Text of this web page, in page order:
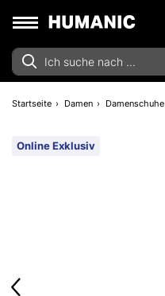
Startseite Damen Damenschuhe
Online Exklusiv